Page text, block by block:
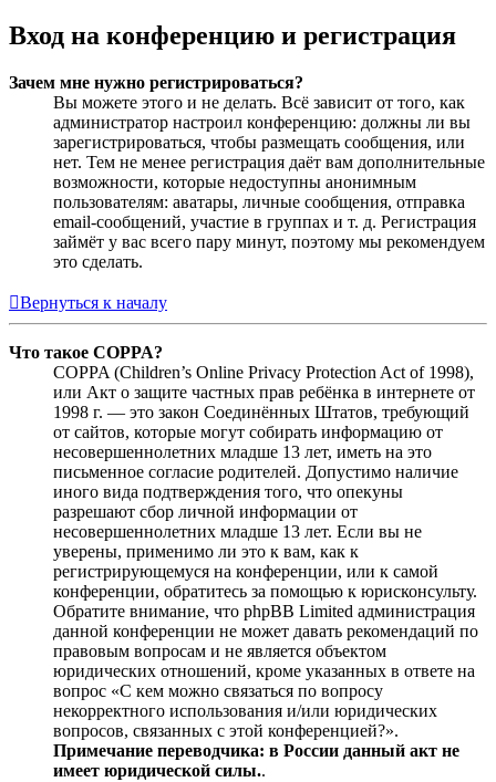
Вход на конференцию и регистрация
Зачем мне нужно регистрироваться?
Вы можете этого и не делать. Всё зависит от того, как
администратор настроил конференцию: должны ли вы
зарегистрироваться, чтобы размещать сообщения, или
нет. Тем не менее регистрация даёт вам дополнительные
возможности, которые недоступны анонимным
пользователям: аватары, личные сообщения, отправка
email-сообщений, участие в группах и т. д. Регистрация
займёт у вас всего пару минут, поэтому мы рекомендуем
это сделать.
Вернуться к началу
Что такое COPPA?
COPPA (Children’s Online Privacy Protection Act of 1998),
или Акт о защите частных прав ребёнка в интернете от
1998 г. — это закон Соединённых Штатов, требующий
от сайтов, которые могут собирать информацию от
несовершеннолетних младше 13 лет, иметь на это
письменное согласие родителей. Допустимо наличие
иного вида подтверждения того, что опекуны
разрешают сбор личной информации от
несовершеннолетних младше 13 лет. Если вы не
уверены, применимо ли это к вам, как к
регистрирующемуся на конференции, или к самой
конференции, обратитесь за помощью к юрисконсульту.
Обратите внимание, что phpBB Limited администрация
данной конференции не может давать рекомендаций по
правовым вопросам и не является объектом
юридических отношений, кроме указанных в ответе на
вопрос «С кем можно связаться по вопросу
некорректного использования и/или юридических
вопросов, связанных с этой конференцией?».
Примечание переводчика: в России данный акт не
имеет юридической силы..